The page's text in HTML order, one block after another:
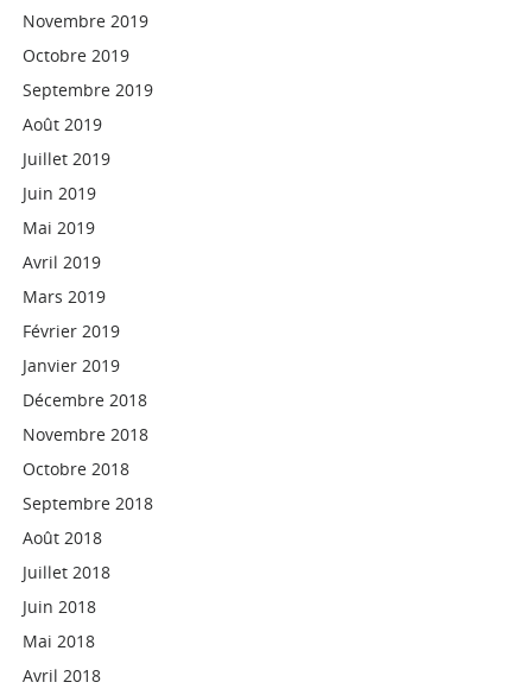
Novembre 2019
Octobre 2019
Septembre 2019
Août 2019
Juillet 2019
Juin 2019
Mai 2019
Avril 2019
Mars 2019
Février 2019
Janvier 2019
Décembre 2018
Novembre 2018
Octobre 2018
Septembre 2018
Août 2018
Juillet 2018
Juin 2018
Mai 2018
Avril 2018